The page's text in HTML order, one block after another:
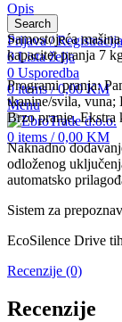
Search
Prijava / Registracija
0Lista želja
0 Usporedba
0items / 0,00KM
Menu
0 items / 0,00 KM
Opis
Samostojeća
kapacitet pranja 7
Programi pranja:
tkanine/svila, vuna;
Brzo pranje, Ekstra
Naknadno
odloženog
automatsko
Sistem za
EcoSilence Drive
Recenzije (0)
Recenzije